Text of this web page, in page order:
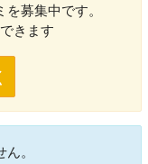
を募集中です。
きます
。